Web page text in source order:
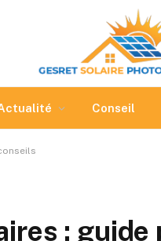
Conseil
: guide